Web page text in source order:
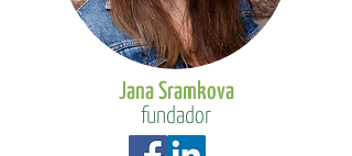
Jana Sramkova
fundador